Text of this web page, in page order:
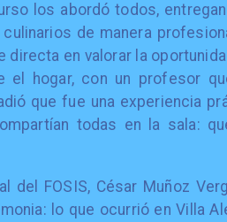
los abordó todos,
de manera
directa en valorar la
el hogar, con un profesor
que fue una experiencia
todas en la sala:
del FOSIS, César Muñoz
lo que ocurrió en Villa